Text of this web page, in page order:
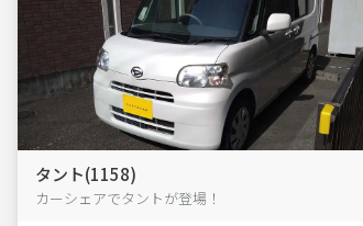
タント(1158)
カーシェアでタントが登場！